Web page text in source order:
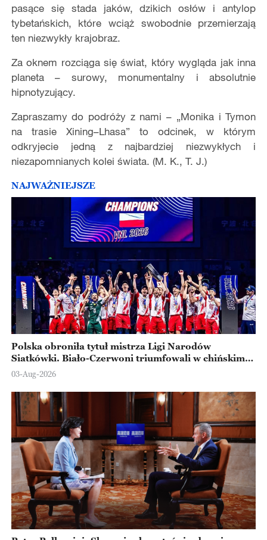
pasące się stada jaków, dzikich osłów i antylop
tybetańskich, które wciąż swobodnie przemierzają
ten niezwykły krajobraz.
Za oknem rozciąga się świat, który wygląda jak inna
planeta – surowy, monumentalny i absolutnie
hipnotyzujący.
Zapraszamy do podróży z nami – „Monika i Tymon
na trasie Xining–Lhasa” to odcinek, w którym
odkryjecie jedną z najbardziej niezwykłych i
niezapomnianych kolei świata. (M. K., T. J.)
NAJWAŻNIEJSZE
Polska obroniła tytuł mistrza Ligi Narodów
Siatkówki. Biało-Czerwoni triumfowali w chińskim
Ningbo
03-Aug-2026